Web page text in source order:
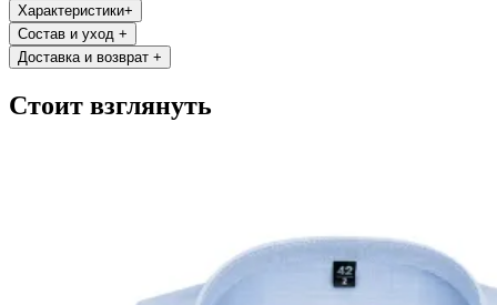
Характеристики+
Состав и уход +
Доставка и возврат +
Стоит взглянуть